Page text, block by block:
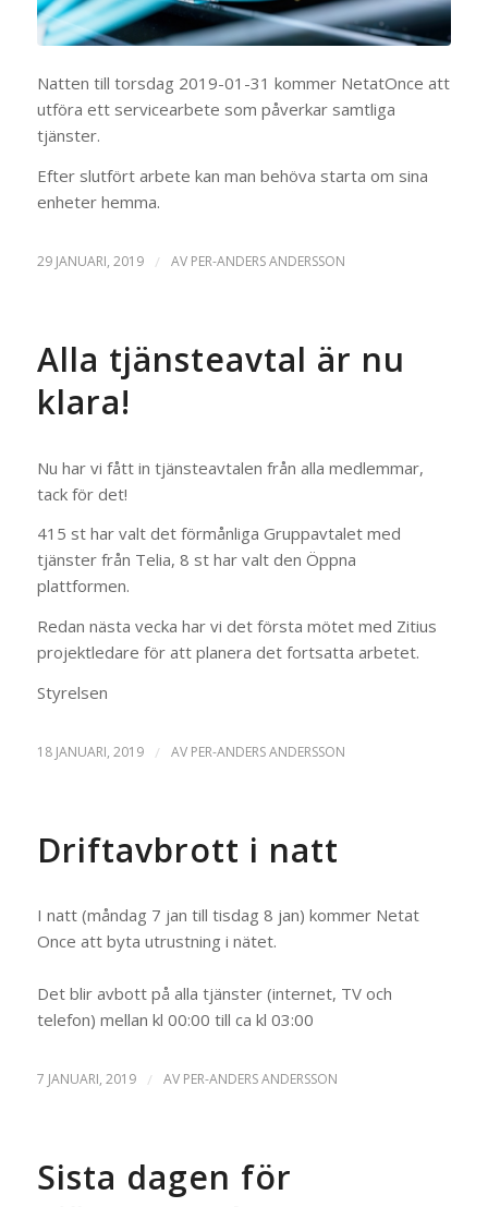
Natten till torsdag 2019-01-31 kommer NetatOnce att
utföra ett servicearbete som påverkar samtliga
tjänster.
Efter slutfört arbete kan man behöva starta om sina
enheter hemma.
29 JANUARI, 2019 / AV PER-ANDERS ANDERSSON
Alla tjänsteavtal är nu
klara!
Nu har vi fått in tjänsteavtalen från alla medlemmar,
tack för det!
415 st har valt det förmånliga Gruppavtalet med
tjänster från Telia, 8 st har valt den Öppna
plattformen.
Redan nästa vecka har vi det första mötet med Zitius
projektledare för att planera det fortsatta arbetet.
Styrelsen
18 JANUARI, 2019 / AV PER-ANDERS ANDERSSON
Driftavbrott i natt
I natt (måndag 7 jan till tisdag 8 jan) kommer Netat
Once att byta utrustning i nätet.
Det blir avbott på alla tjänster (internet, TV och
telefon) mellan kl 00:00 till ca kl 03:00
7 JANUARI, 2019 / AV PER-ANDERS ANDERSSON
Sista dagen för